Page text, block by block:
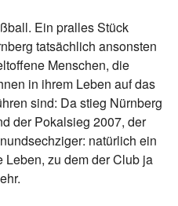
Ein pralles Stück
tatsächlich ansonsten
Menschen, die
in ihrem Leben auf das
sind: Da stieg Nürnberg
der Pokalsieg 2007, der
natürlich ein
Leben, zu dem der Club ja